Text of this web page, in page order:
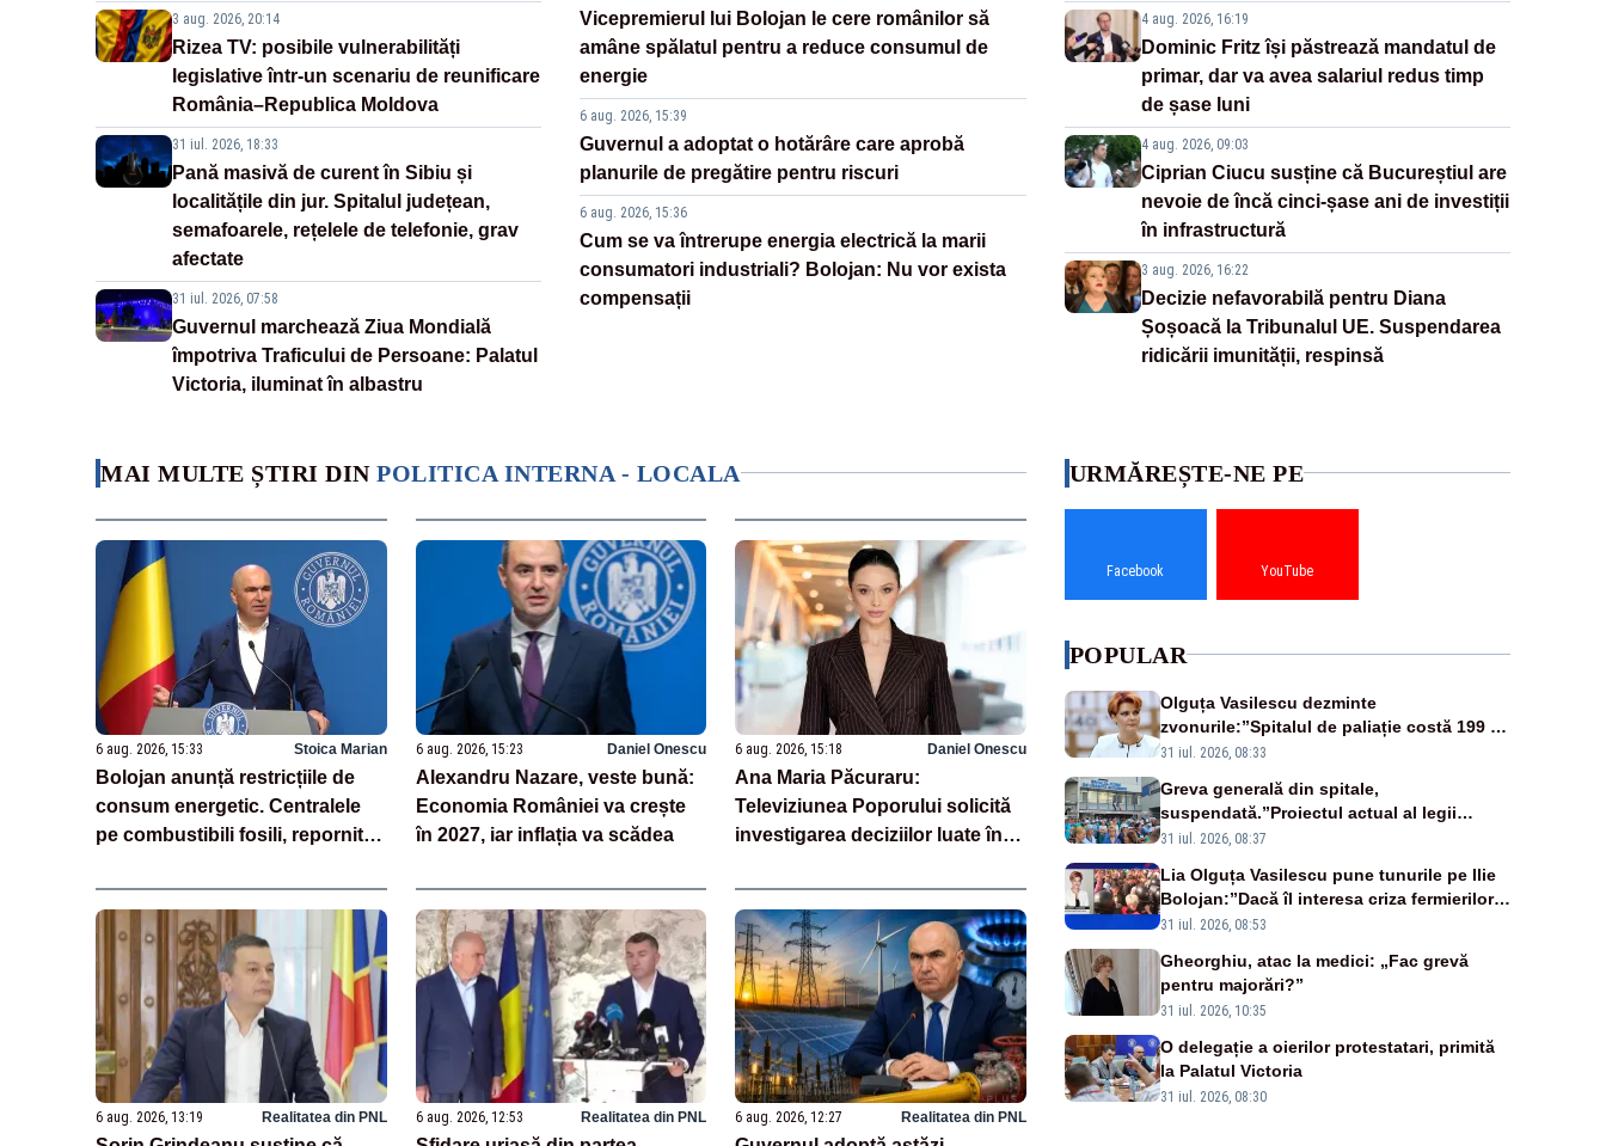
3 aug. 2026, 20:14
Rizea TV: posibile vulnerabilități
legislative într-un scenariu de reunificare
România–Republica Moldova
31 iul. 2026, 18:33
Pană masivă de curent în Sibiu și
localitățile din jur. Spitalul județean,
semafoarele, rețelele de telefonie, grav
afectate
31 iul. 2026, 07:58
Guvernul marchează Ziua Mondială
împotriva Traficului de Persoane: Palatul
Victoria, iluminat în albastru
Vicepremierul lui Bolojan le cere românilor să
amâne spălatul pentru a reduce consumul de
energie
6 aug. 2026, 15:39
Guvernul a adoptat o hotărâre care aprobă
planurile de pregătire pentru riscuri
6 aug. 2026, 15:36
Cum se va întrerupe energia electrică la marii
consumatori industriali? Bolojan: Nu vor exista
compensații
4 aug. 2026, 16:19
Dominic Fritz își păstrează mandatul de
primar, dar va avea salariul redus timp
de șase luni
4 aug. 2026, 09:03
Ciprian Ciucu susține că Bucureștiul are
nevoie de încă cinci-șase ani de investiții
în infrastructură
3 aug. 2026, 16:22
Decizie nefavorabilă pentru Diana
Șoșoacă la Tribunalul UE. Suspendarea
ridicării imunității, respinsă
MAI MULTE ȘTIRI DIN POLITICA INTERNA - LOCALA
6 aug. 2026, 15:33 Stoica Marian
Bolojan anunță restricțiile de
consum energetic. Centralele
pe combustibili fosili, repornite.
importuri - LIVE TEXT
6 aug. 2026, 15:23 Daniel Onescu
Alexandru Nazare, veste bună:
Economia României va crește
în 2027, iar inflația va scădea
6 aug. 2026, 15:18 Daniel Onescu
Ana Maria Păcuraru:
Televiziunea Poporului solicită
investigarea deciziilor luate în
enegetică
6 aug. 2026, 13:19 Realitatea din PNL 6 aug. 2026, 12:53 Realitatea din PNL 6 aug. 2026, 12:27 Realitatea din PNL
URMĂREȘTE-NE PE
Facebook YouTube
POPULAR
Olguța Vasilescu dezminte
zvonurile:”Spitalul de paliație costă 199 de
milioane de euro, nu 500 de milioane”
31 iul. 2026, 08:33
Greva generală din spitale,
suspendată.”Proiectul actual al legii
salarizării nu mai există pentru noi”
31 iul. 2026, 08:37
Lia Olguța Vasilescu pune tunurile pe Ilie
Bolojan:”Dacă îl interesa criza fermierilor
pleca din funcție”
31 iul. 2026, 08:53
Gheorghiu, atac la medici: „Fac grevă
pentru majorări?”
31 iul. 2026, 10:35
O delegație a oierilor protestatari, primită
la Palatul Victoria
31 iul. 2026, 08:30